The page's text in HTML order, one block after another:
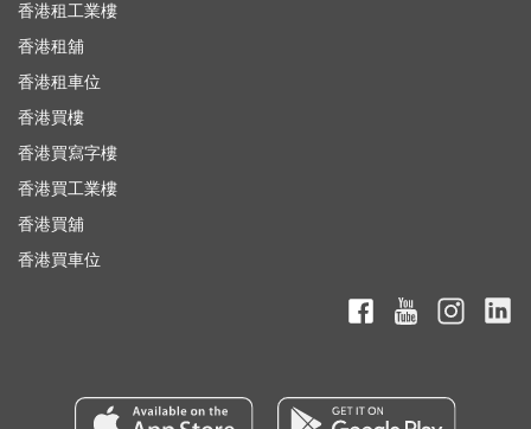
香港租工業樓
香港租舖
香港租車位
香港買樓
香港買寫字樓
香港買工業樓
香港買舖
香港買車位